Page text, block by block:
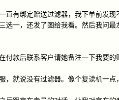
直有绑定赠送过滤器，我下单前发
选一，还发了图给我看。然后我问
付款后联系客户请她备注一下我要的
，就说没有过滤器。像个复读机一点